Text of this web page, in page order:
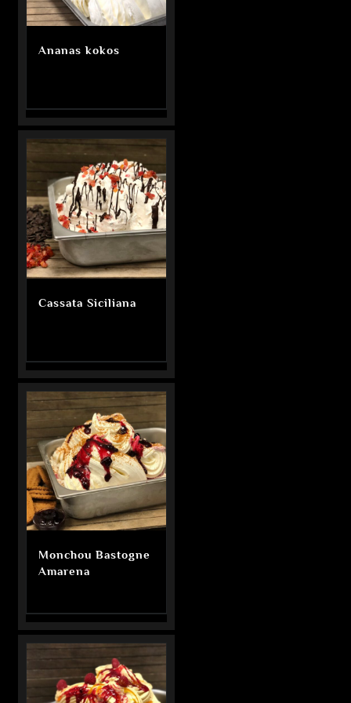
Ananas kokos
Cassata Siciliana
Monchou Bastogne
Amarena